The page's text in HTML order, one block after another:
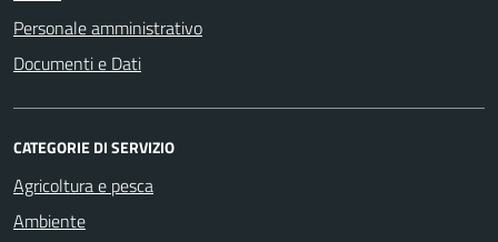
Personale amministrativo
Documenti e Dati
CATEGORIE DI SERVIZIO
Agricoltura e pesca
Ambiente